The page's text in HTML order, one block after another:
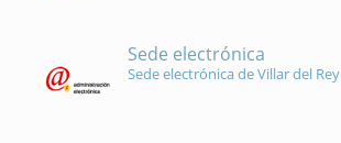
Sede electrónica
Sede electrónica de Villar del Rey